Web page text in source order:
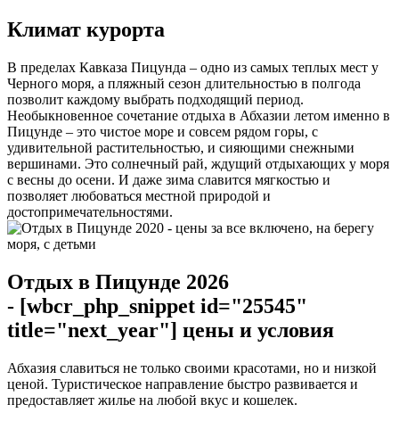
Климат курорта
В пределах Кавказа Пицунда – одно из самых теплых мест у
Черного моря, а пляжный сезон длительностью в полгода
позволит каждому выбрать подходящий период.
Необыкновенное сочетание отдыха в Абхазии летом именно в
Пицунде – это чистое море и совсем рядом горы, с
удивительной растительностью, и сияющими снежными
вершинами. Это солнечный рай, ждущий отдыхающих у моря
с весны до осени. И даже зима славится мягкостью и
позволяет любоваться местной природой и
достопримечательностями.
Отдых в Пицунде 2026
- [wbcr_php_snippet id="25545"
title="next_year"] цены и условия
Абхазия славиться не только своими красотами, но и низкой
ценой. Туристическое направление быстро развивается и
предоставляет жилье на любой вкус и кошелек.